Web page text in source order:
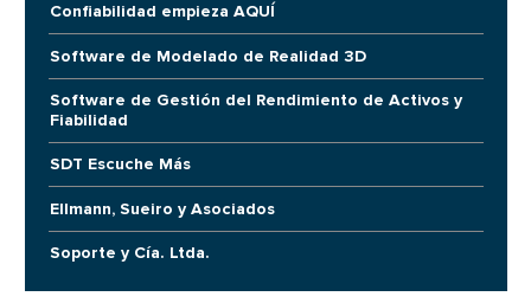
Confiabilidad empieza AQUÍ
Software de Modelado de Realidad 3D
Software de Gestión del Rendimiento de Activos y
Fiabilidad
SDT Escuche Más
Ellmann, Sueiro y Asociados
Soporte y Cía. Ltda.